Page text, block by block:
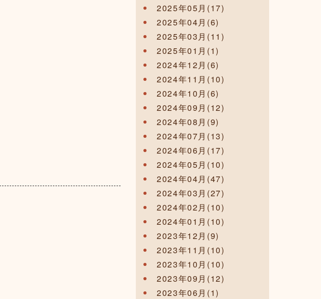
2025年05月(17)
2025年04月(6)
2025年03月(11)
2025年01月(1)
2024年12月(6)
2024年11月(10)
2024年10月(6)
2024年09月(12)
2024年08月(9)
2024年07月(13)
2024年06月(17)
2024年05月(10)
2024年04月(47)
2024年03月(27)
2024年02月(10)
2024年01月(10)
2023年12月(9)
2023年11月(10)
2023年10月(10)
2023年09月(12)
2023年06月(1)